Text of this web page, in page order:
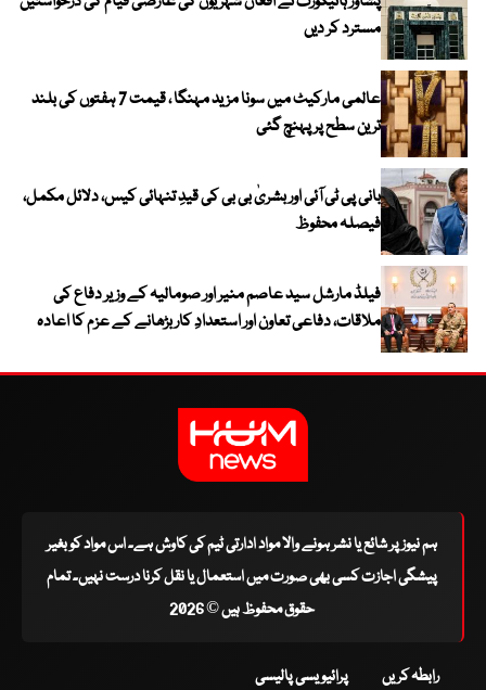
مسترد کر دیں
عالمی مارکیٹ میں سونا مزید مہنگا ، قیمت 7 ہفتوں کی بلند
ترین سطح پر پہنچ گئی
بانی پی ٹی آئی اور بشریٰ بی بی کی قیدِ تنہائی کیس، دلائل مکمل،
فیصلہ محفوظ
فیلڈ مارشل سید عاصم منیر اور صومالیہ کے وزیر دفاع کی
ملاقات، دفاعی تعاون اور استعدادِ کار بڑھانے کے عزم کا اعادہ
ہم نیوز پر شائع یا نشر ہونے والا مواد ادارتی ٹیم کی کاوش ہے۔ اس مواد کو بغیر
پیشگی اجازت کسی بھی صورت میں استعمال یا نقل کرنا درست نہیں۔ تمام
حقوق محفوظ ہیں © 2026
رابطہ کریں پرائیویسی پالیسی